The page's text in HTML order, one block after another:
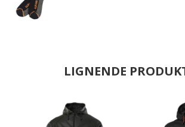
LIGNENDE